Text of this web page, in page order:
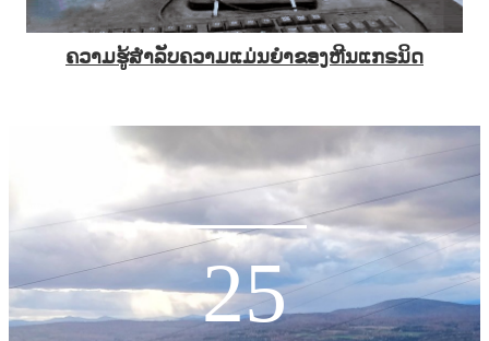
ຄວາມຮູ້ສໍາລັບຄວາມແມ່ນຍໍາຂອງຫີນແກຣນິດ
25